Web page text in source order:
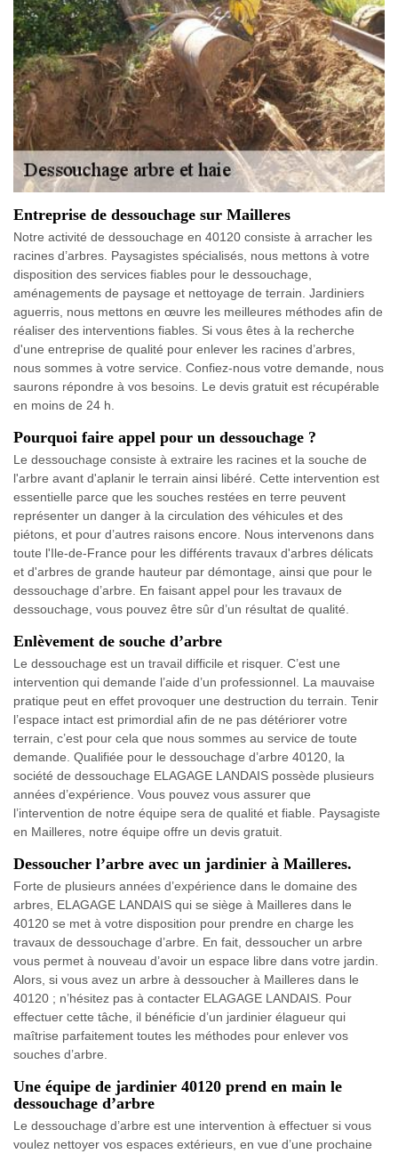
Entreprise de dessouchage sur Mailleres
Notre activité de dessouchage en 40120 consiste à arracher les
racines d’arbres. Paysagistes spécialisés, nous mettons à votre
disposition des services fiables pour le dessouchage,
aménagements de paysage et nettoyage de terrain. Jardiniers
aguerris, nous mettons en œuvre les meilleures méthodes afin de
réaliser des interventions fiables. Si vous êtes à la recherche
d'une entreprise de qualité pour enlever les racines d’arbres,
nous sommes à votre service. Confiez-nous votre demande, nous
saurons répondre à vos besoins. Le devis gratuit est récupérable
en moins de 24 h.
Pourquoi faire appel pour un dessouchage ?
Le dessouchage consiste à extraire les racines et la souche de
l'arbre avant d'aplanir le terrain ainsi libéré. Cette intervention est
essentielle parce que les souches restées en terre peuvent
représenter un danger à la circulation des véhicules et des
piétons, et pour d’autres raisons encore. Nous intervenons dans
toute l'Ile-de-France pour les différents travaux d'arbres délicats
et d'arbres de grande hauteur par démontage, ainsi que pour le
dessouchage d’arbre. En faisant appel pour les travaux de
dessouchage, vous pouvez être sûr d’un résultat de qualité.
Enlèvement de souche d’arbre
Le dessouchage est un travail difficile et risquer. C’est une
intervention qui demande l’aide d’un professionnel. La mauvaise
pratique peut en effet provoquer une destruction du terrain. Tenir
l’espace intact est primordial afin de ne pas détériorer votre
terrain, c’est pour cela que nous sommes au service de toute
demande. Qualifiée pour le dessouchage d’arbre 40120, la
société de dessouchage ELAGAGE LANDAIS possède plusieurs
années d’expérience. Vous pouvez vous assurer que
l’intervention de notre équipe sera de qualité et fiable. Paysagiste
en Mailleres, notre équipe offre un devis gratuit.
Dessoucher l’arbre avec un jardinier à Mailleres.
Forte de plusieurs années d’expérience dans le domaine des
arbres, ELAGAGE LANDAIS qui se siège à Mailleres dans le
40120 se met à votre disposition pour prendre en charge les
travaux de dessouchage d’arbre. En fait, dessoucher un arbre
vous permet à nouveau d’avoir un espace libre dans votre jardin.
Alors, si vous avez un arbre à dessoucher à Mailleres dans le
40120 ; n’hésitez pas à contacter ELAGAGE LANDAIS. Pour
effectuer cette tâche, il bénéficie d’un jardinier élagueur qui
maîtrise parfaitement toutes les méthodes pour enlever vos
souches d’arbre.
Une équipe de jardinier 40120 prend en main le
dessouchage d’arbre
Le dessouchage d’arbre est une intervention à effectuer si vous
voulez nettoyer vos espaces extérieurs, en vue d’une prochaine